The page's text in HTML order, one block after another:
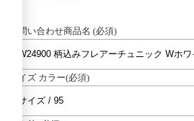
お問い合わせ商品名 (必須)
サイズ カラー(必須)